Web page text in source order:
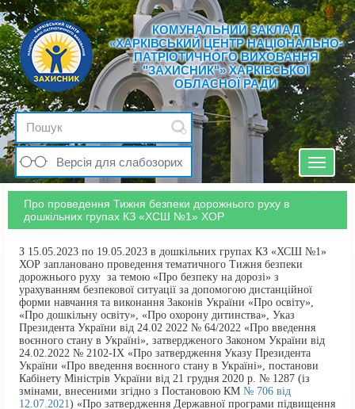
КОМУНАЛЬНИЙ ЗАКЛАД
«ХАРКІВСЬКИЙ ЦЕНТР НАЦІОНАЛЬНО-
ПАТРІОТИЧНОГО ВИХОВАННЯ
"ЗАХИСНИК"» ХАРКІВСЬКОЇ
ОБЛАСНОЇ РАДИ
Версія для слабозорих
Toggle
Про проведення Тижня безпеки дорожнього руху в
дошкільних групах КЗ «ХСШ №1» ХОР
З 15.05.2023 по 19.05.2023 в дошкільних групах КЗ «ХСШ №1»
ХОР заплановано проведення тематичного Тижня безпеки
дорожнього руху за темою «Про безпеку на дорозі» з
урахуванням безпекової ситуації за допомогою дистанційної
форми навчання та виконання Законів України «Про освіту»,
«Про дошкільну освіту», «Про охорону дитинства», Указ
Президента України від 24.02 2022 № 64/2022 «Про введення
воєнного стану в Україні», затвердженого Законом України від
24.02.2022 № 2102-ІХ «Про затвердження Указу Президента
України «Про введення воєнного стану в Україні», постанови
Кабінету Міністрів України від 21 грудня 2020 р. № 1287 (із
змінами, внесеними згідно з Постановою КМ № 706 від
12.07.2021) «Про затвердження Державної програми підвищення